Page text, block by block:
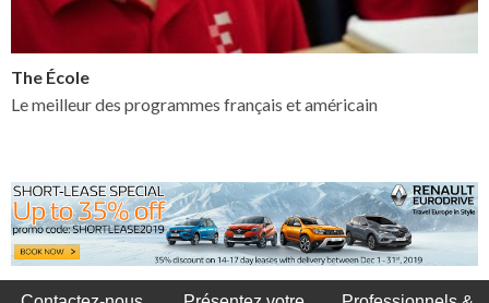
The École
Le meilleur des programmes français et américain